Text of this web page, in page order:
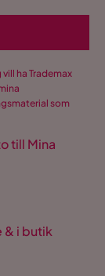
ha Trademax
som
till Mina
& i butik